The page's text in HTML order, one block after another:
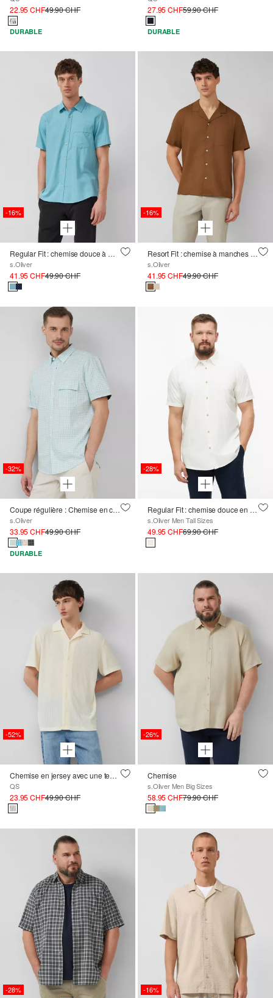
22.95 CHF49.90 CHF
DURABLE
27.95 CHF59.90 CHF
DURABLE
-16%
Regular Fit : chemise douce à manches courtes avec broderie
s.Oliver
41.95 CHF49.90 CHF
-16%
Resort Fit : chemise à manches courtes en lin mélangé
s.Oliver
41.95 CHF49.90 CHF
-32%
Coupe régulière : Chemise en coton à carreaux avec col boutonné
s.Oliver
33.95 CHF49.90 CHF
DURABLE
-28%
Regular Fit : chemise douce en coton-modal mélangé
s.Oliver Men Tall Sizes
49.95 CHF69.90 CHF
-52%
Chemise en jersey avec une texture tricotée douce
QS
23.95 CHF49.90 CHF
-26%
Chemise
s.Oliver Men Big Sizes
58.95 CHF79.90 CHF
-28% -16%